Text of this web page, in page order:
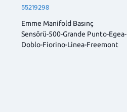
55219298
Emme Manifold Basınç
Sensörü-500-Grande Punto-Egea-
Doblo-Fiorino-Linea-Freemont